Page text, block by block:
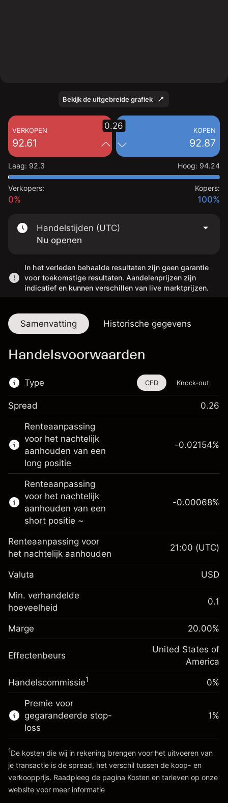
Bekijk de uitgebreide grafiek
VERKOPEN
92.61
KOPEN
92.87
0.26
Laag: 92.3 Hoog: 94.24
Verkopers:
0%
Kopers:
100%
Handelstijden (UTC)
Nu openen
In het verleden behaalde resultaten zijn geen garantie
voor toekomstige resultaten. Aandelenprijzen zijn
indicatief en kunnen verschillen van live marktprijzen.
Samenvatting Historische gegevens
Handelsvoorwaarden
Type
De handel in CFD's en knock-outs is
beschikbaar voor dit financiële instrument.
Meer informatie over:
CFD's
Knock-outs
CFD Knock-out
Spread 0.26
Renteaanpassing
voor het nachtelijk
aanhouden van een
long positie
Marge. Uw investering
$1,000.00
Renteaanpassing voor
Kosten voor de volledige
waarde van de positie
-0.02154
%
Positiegrootte met hefboom ~$5,000.00
Bedrag van hefboom ~
Ga naar het platform
-0.02154%
Renteaanpassing
voor het nachtelijk
aanhouden van een
short positie ~
Marge. Uw investering
het nachtelijk aanhouden
waarde van de positie
-0.000682
%
(-$0.03)
Positiegrootte met hefboom ~$5,000.00
Bedrag van hefboom ~
Ga naar het platform
-0.00068%
Renteaanpassing voor
het nachtelijk aanhouden
21:00 (UTC)
Valuta USD
Min. verhandelde
hoeveelheid
0.1
Marge 20.00%
Effectenbeurs
United States of
America
Handelscommissie1 0%
Premie voor
gegarandeerde stop-
loss
1%
1De kosten die wij in rekening brengen voor het uitvoeren van
je transactie is de spread, het verschil tussen de koop- en
verkoopprijs. Raadpleeg de pagina Kosten en tarieven op onze
website voor meer informatie